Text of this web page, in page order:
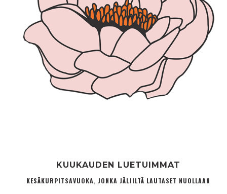
KUUKAUDEN LUETUIMMAT
KESÄKURPITSAVUOKA, JONKA JÄLJILTÄ LAUTASET NUOLLAAN